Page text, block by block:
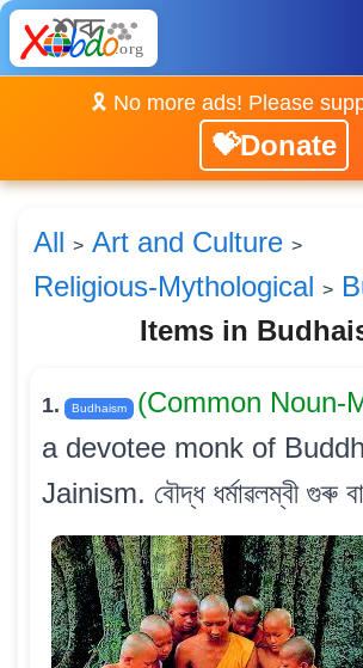
🎗️ No more ads! Please
💝Donate
All > Art and Culture >
Religious-Mythological >
Items in
1. Budhaism
(Common Noun-
a devotee monk of
Jainism. বৌদ্ধ ধৰ্মাৱলম্বী গুৰু